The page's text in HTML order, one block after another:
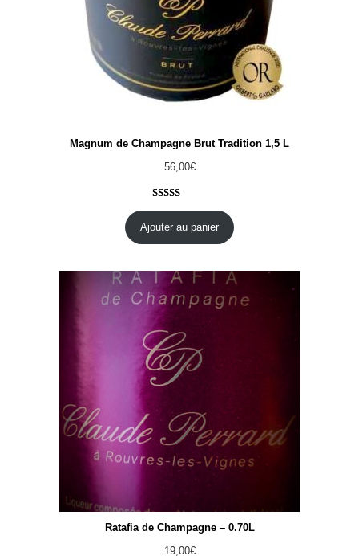
Magnum de Champagne Brut Tradition 1,5 L
56,00€
Noté5.00
sur 5 basé
2
client
Ajouter au panier
Ratafia de Champagne – 0.70L
19,00€